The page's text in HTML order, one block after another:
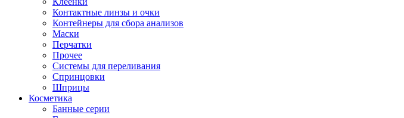
Контактные линзы и очки
Контейнеры для сбора анализов
Маски
Перчатки
Прочее
Системы для переливания
Спринцовки
Шприцы
Косметика
Банные серии